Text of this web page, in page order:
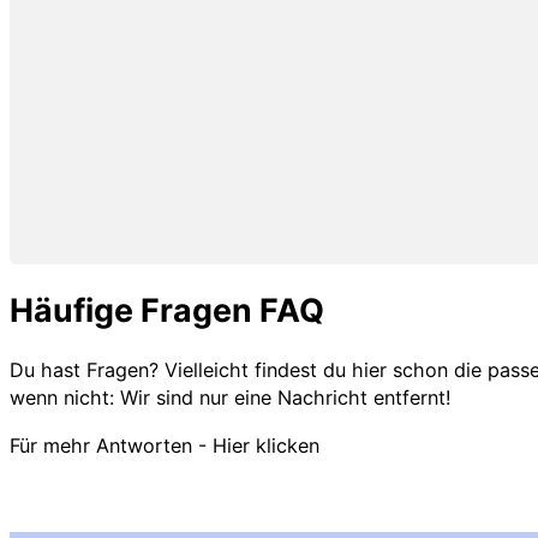
Häufige Fragen FAQ
Du hast Fragen? Vielleicht findest du hier schon die
wenn nicht: Wir sind nur eine Nachricht entfernt!
Für mehr Antworten - Hier klicken